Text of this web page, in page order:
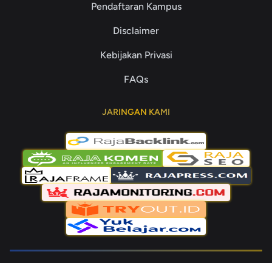
Pendaftaran Kampus
Disclaimer
Kebijakan Privasi
FAQs
JARINGAN KAMI